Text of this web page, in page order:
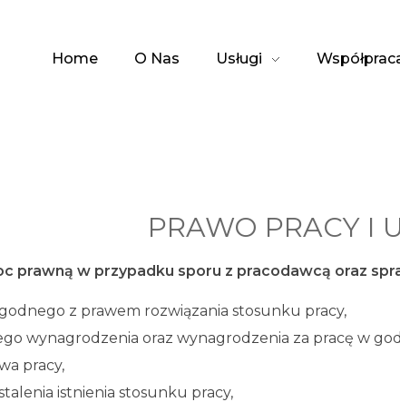
Home O Nas Usługi
PRAWO PRACY I
prawną w przypadku sporu z pracodawcą oraz
z prawem rozwiązania stosunku pracy,
wynagrodzenia oraz wynagrodzenia za pracę w
pracy,
istnienia stosunku pracy,